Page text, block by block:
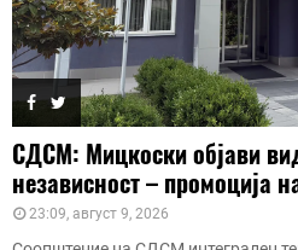
СДСМ: Мицкоски објави
независност – промоција
23:09, август 9, 2026